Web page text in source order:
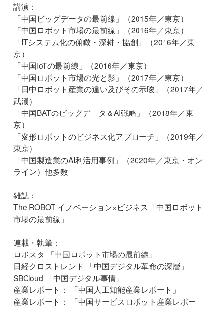
講演：
「中国ビッグデータの最前線」（2015年／東京）
「中国ロボット市場の最前線」（2016年／東京）
「ITシステム化の俯瞰・深耕・協創」（2016年／東
京）
「中国IoTの最前線」（2016年／東京）
「中国ロボット市場の光と影」（2017年／東京）
「日中ロボット産業の違い及びその示唆」（2017年／
武漢）
「中国BATのビッグデータ＆AI戦略」（2018年／東
京）
「変形ロボットのビジネス化アプローチ」（2019年／
東京）
「中国製造業のAI利活用事例」（2020年／東京・オン
ライン）他多数
雑誌：
The ROBOT イノベーション×ビジネス「中国ロボット
市場の最前線」
連載・執筆：
ロボスタ 「中国ロボット市場の最前線」
日経クロストレンド 「中国デジタル革命の深層」
SBCloud 「中国デジタル事情」
産業レポート： 「中国人工知能産業レポート」
産業レポート： 「中国サービスロボット産業レポー